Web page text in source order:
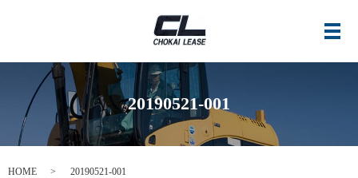
メ
20190521-001
HOME 20190521-001